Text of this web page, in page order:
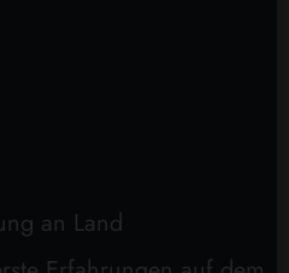
an Land